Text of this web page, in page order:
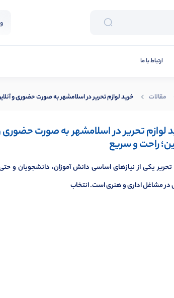
ارتباط با ما
مقالات خرید لوازم تحریر در اسلامشهر به صورت حضوری و
لوازم تحریر در اسلامشهر به صورت حضوری
راحت و سریع
تحریر یکی از نیازهای اساسی دانش آموزان، دانشجویان و حتی
مشاغل اداری و هنری است. انتخاب